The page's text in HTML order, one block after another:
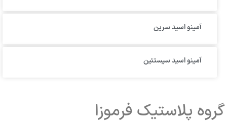
آمینو اسید سرین
آمینو اسید سیستئین
پلاستیک فرموزا